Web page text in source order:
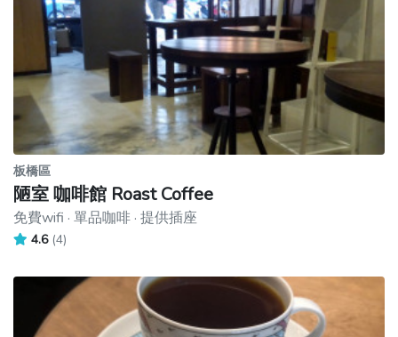
板橋區
陋室 咖啡館 Roast Coffee
免費wifi · 單品咖啡 · 提供插座
4.6 (4)